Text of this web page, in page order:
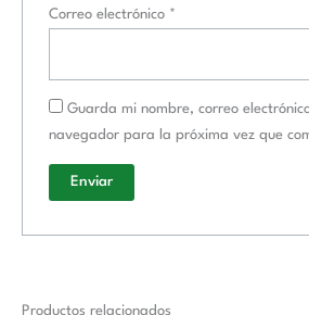
Correo electrónico *
Guarda mi nombre, correo
navegador para la próxima vez que
Productos relacionados